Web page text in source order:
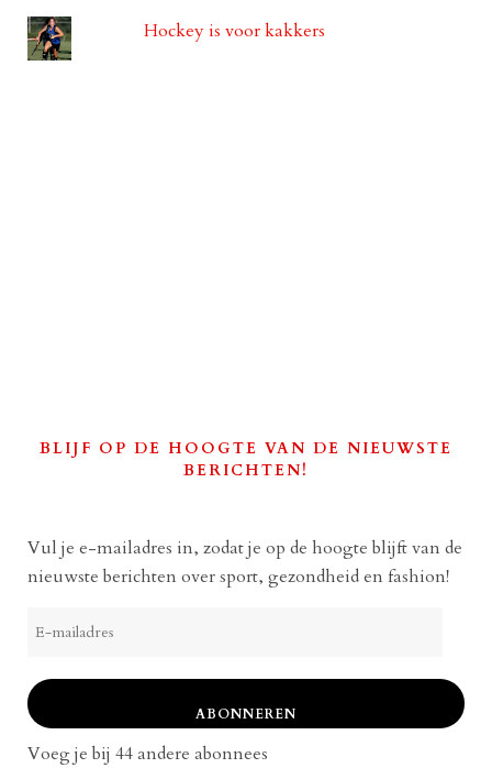
Hockey is voor kakkers
BLIJF OP DE HOOGTE VAN DE NIEUWSTE
BERICHTEN!
Vul je e-mailadres in, zodat je op de hoogte blijft van de
nieuwste berichten over sport, gezondheid en fashion!
mailadres
ABONNEREN
Voeg je bij 44 andere abonnees